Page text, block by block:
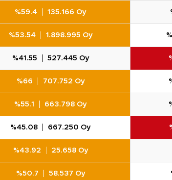
%59.4 135.166 Oy
%53.54 1.898.995 Oy
%41.55 527.445 Oy
%66 707.752 Oy
%55.1 663.798 Oy
%45.08 667.250 Oy
%43.92 25.658 Oy
%50.7 58.537 Oy